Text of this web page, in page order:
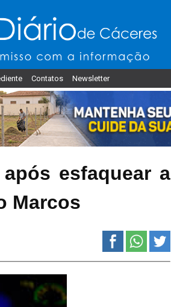
Contatos Newsletter
esfaquear a
Marcos